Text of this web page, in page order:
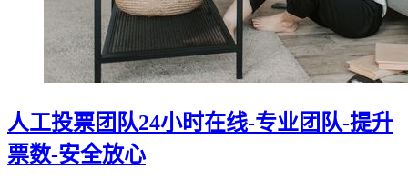
人工投票团队24小时在线-专业团队-提升
票数-安全放心